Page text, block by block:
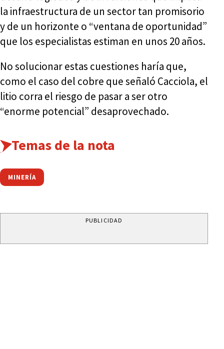
la infraestructura de un sector tan promisorio
y de un horizonte o “ventana de oportunidad”
que los especialistas estiman en unos 20 años.
No solucionar estas cuestiones haría que,
como el caso del cobre que señaló Cacciola, el
litio corra el riesgo de pasar a ser otro
“enorme potencial” desaprovechado.
Temas de la nota
MINERÍA
PUBLICIDAD